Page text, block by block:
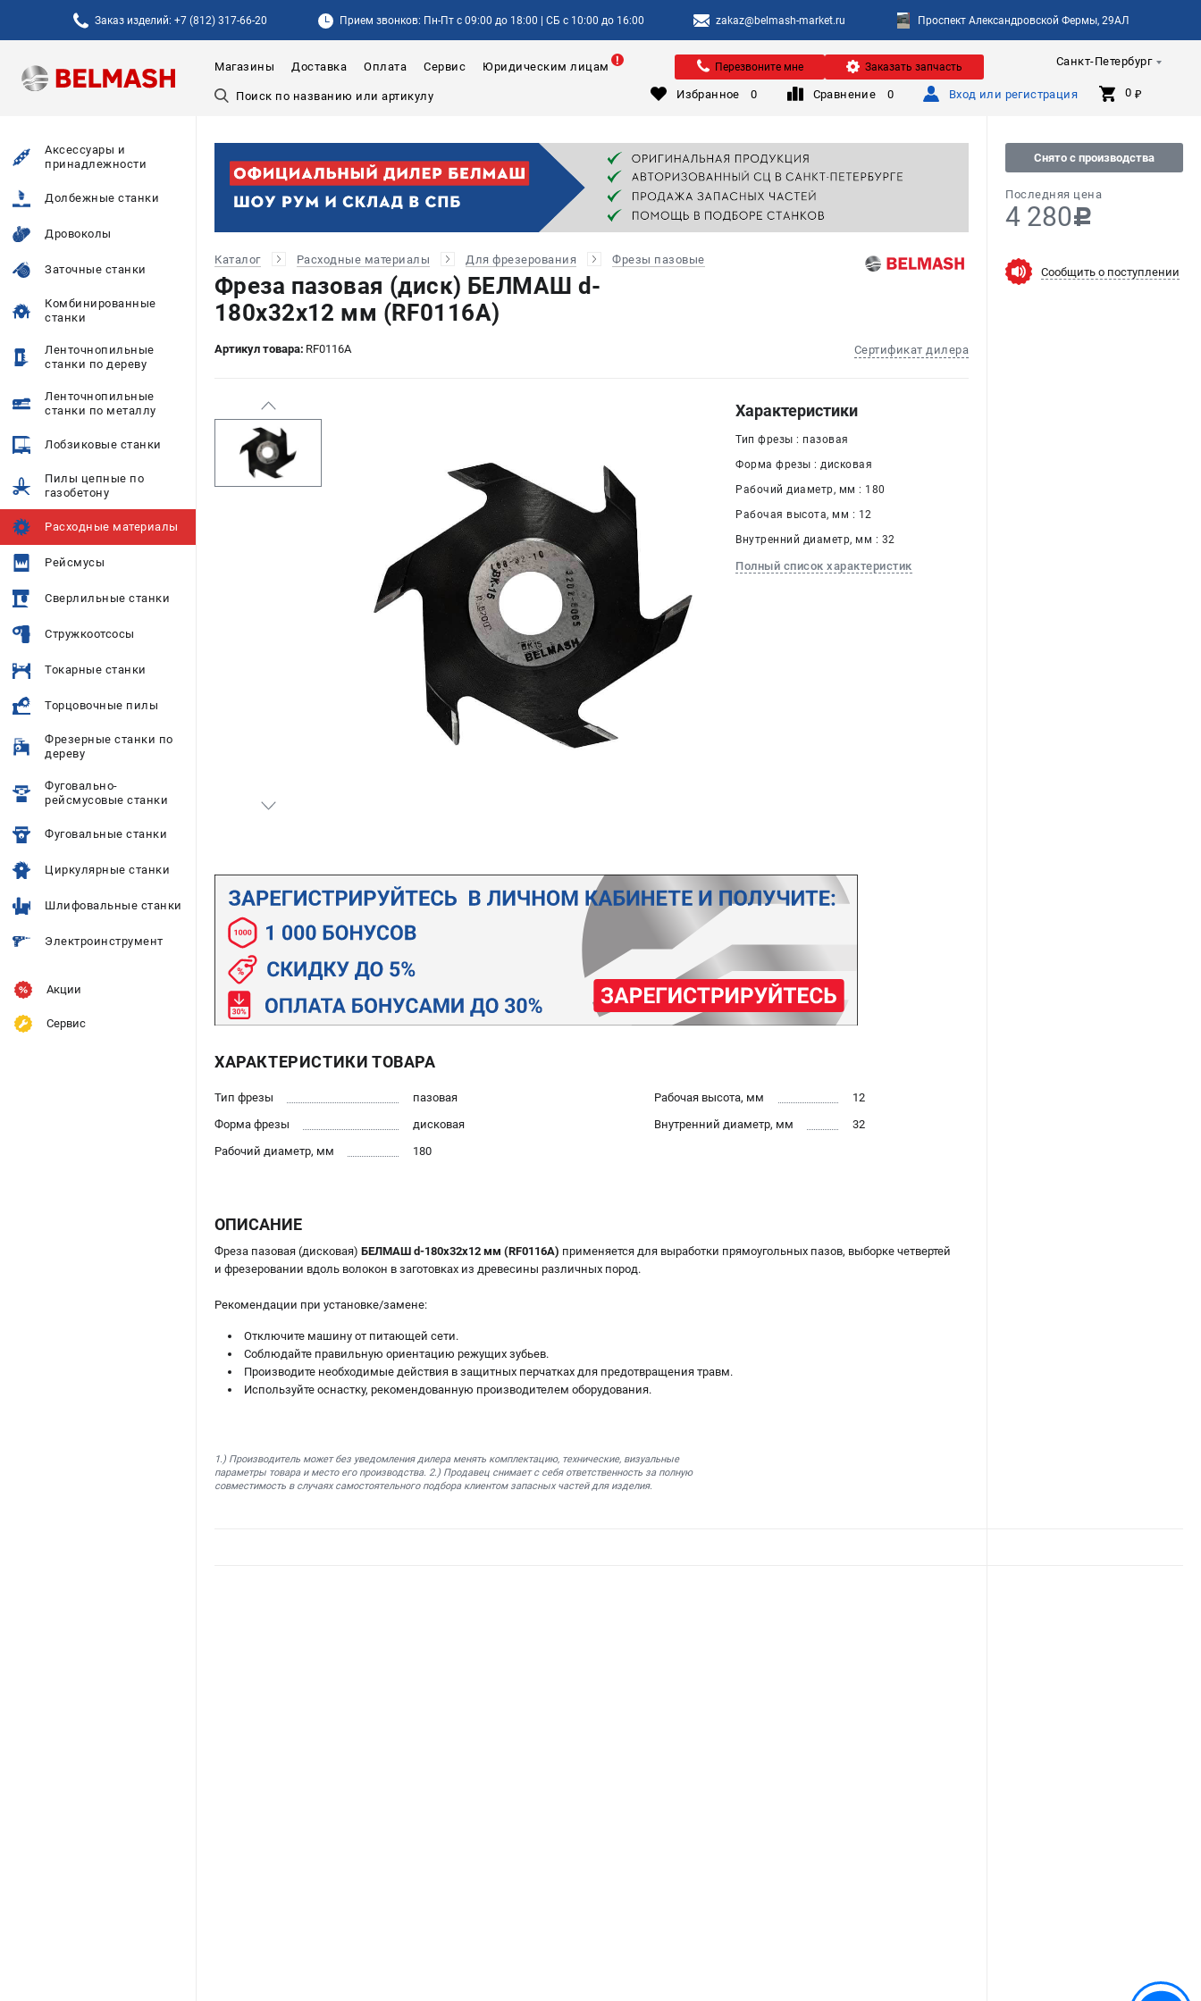
Заказ изделий: +7 (812) 317-66-20 Прием звонков: Пн-Пт с 09:00 до 18:00 | СБ с 10:00 до 16:00 zakaz@belmash-market.ru Проспект Александровской Фермы, 29АЛ
Санкт-Петербург
Магазины Доставка Оплата Сервис Юридическим лицам Перезвоните мне Заказать запчасть
Избранное 0 Сравнение 0 Вход или регистрация 0 ₽
Аксессуары и
принадлежности
Долбежные станки
Дровоколы
Заточные станки
Комбинированные
станки
Ленточнопильные
станки по дереву
Ленточнопильные
станки по металлу
Лобзиковые станки
Пилы цепные по
газобетону
Расходные материалы
Рейсмусы
Сверлильные станки
Стружкоотсосы
Токарные станки
Торцовочные пилы
Фрезерные станки по
дереву
Фуговально-
рейсмусовые станки
Фуговальные станки
Циркулярные станки
Шлифовальные станки
Электроинструмент
Акции
Сервис
Каталог Расходные материалы Для фрезерования Фрезы пазовые
Фреза пазовая (диск) БЕЛМАШ d-
180х32х12 мм (RF0116A)
Артикул товара: RF0116A Сертификат дилера
Снято с производства
Последняя цена
4 280c
Сообщить о поступлении
Характеристики
Тип фрезы : пазовая
Форма фрезы : дисковая
Рабочий диаметр, мм : 180
Рабочая высота, мм : 12
Внутренний диаметр, мм : 32
Полный список характеристик
ХАРАКТЕРИСТИКИ ТОВАРА
Тип фрезы
пазовая
Форма фрезы
дисковая
Рабочий диаметр, мм
180
Рабочая высота, мм
12
Внутренний диаметр, мм
32
ОПИСАНИЕ
Фреза пазовая (дисковая) БЕЛМАШ d-180х32х12 мм (RF0116A) применяется для выработки прямоугольных пазов, выборке четвертей
и фрезеровании вдоль волокон в заготовках из древесины различных пород.
Рекомендации при установке/замене:
Отключите машину от питающей сети.
Соблюдайте правильную ориентацию режущих зубьев.
Производите необходимые действия в защитных перчатках для предотвращения травм.
Используйте оснастку, рекомендованную производителем оборудования.
1.) Производитель может без уведомления дилера менять комплектацию, технические, визуальные
параметры товара и место его производства. 2.) Продавец снимает с себя ответственность за полную
совместимость в случаях самостоятельного подбора клиентом запасных частей для изделия.